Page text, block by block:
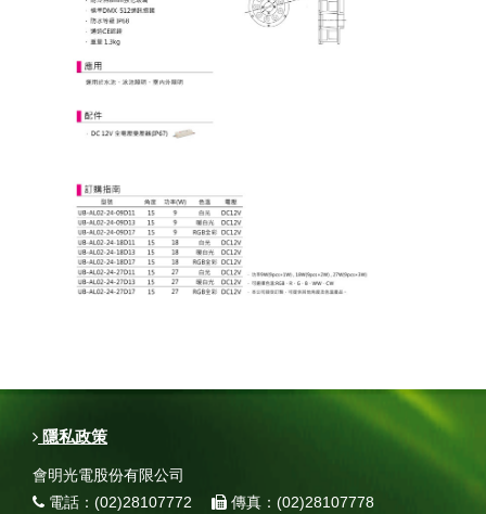
隱私政策
會明光電股份有限公司
電話：(02)28107772
傳真：(02)28107778